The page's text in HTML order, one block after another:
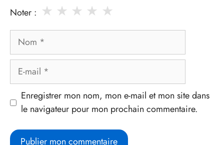
Noter : ★
★
★
★
★
Nom
Enregistrer mon nom, mon e-mail et mon site dans
le navigateur pour mon prochain commentaire.